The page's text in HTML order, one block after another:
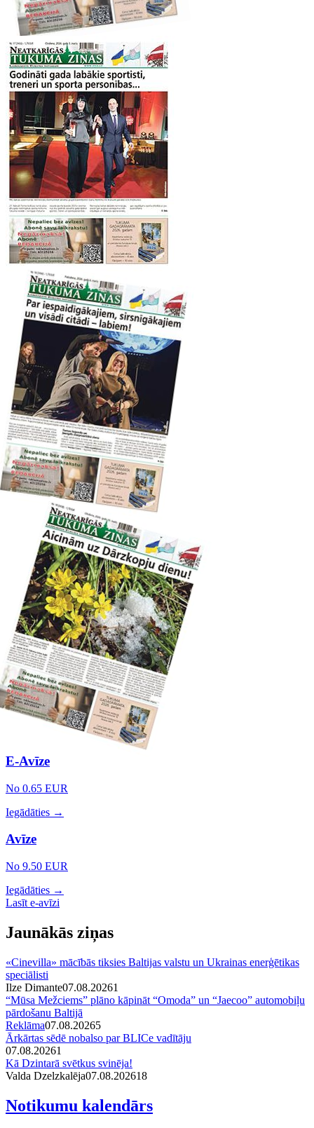
E-Avīze
No 0.65 EUR
Iegādāties →
Avīze
No 9.50 EUR
Iegādāties →
Lasīt e-avīzi
Jaunākās ziņas
«Cinevilla» mācībās tiksies Baltijas valstu un Ukrainas enerģētikas
speciālisti
Ilze Dimante07.08.20261
“Mūsa Mežciems” plāno kāpināt “Omoda” un “Jaecoo” automobiļu
pārdošanu Baltijā
Reklāma07.08.20265
Ārkārtas sēdē nobalso par BLICe vadītāju
07.08.20261
Kā Dzintarā svētkus svinēja!
Valda Dzelzkalēja07.08.202618
Notikumu kalendārs